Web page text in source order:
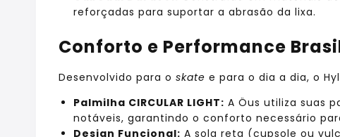
reforçadas para suportar a abrasão da lixa.
Conforto e Performance
Desenvolvido para o skate e para o dia a dia, o
Palmilha CIRCULAR LIGHT: A Öus utiliza suas
notáveis, garantindo o conforto necessário
Design Funcional: A sola reta (cupsole ou